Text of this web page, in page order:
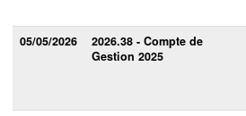
05/05/2026
2026.38 - Compte de
Gestion 2025